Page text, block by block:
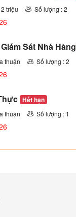
triệu Số lượng : 2
Sát Nhà Hàng
thuận Số lượng : 2
Hết hạn
thuận Số lượng : 1